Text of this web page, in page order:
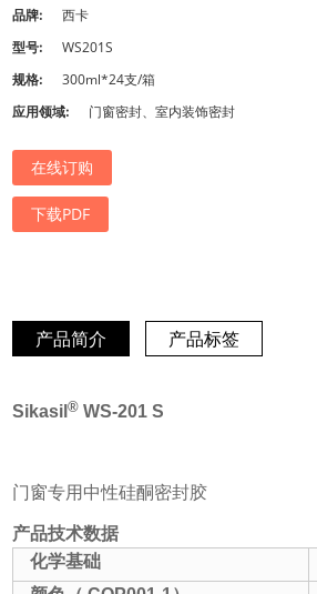
品牌:
西卡
型号:
WS201S
规格:
300ml*24支/箱
应用领域:
门窗密封、室内装饰密封
在线订购
下载PDF
产品简介 产品标签
Sikasil® WS-201 S
门窗专用中性硅酮密封胶
产品技术数据
化学基础